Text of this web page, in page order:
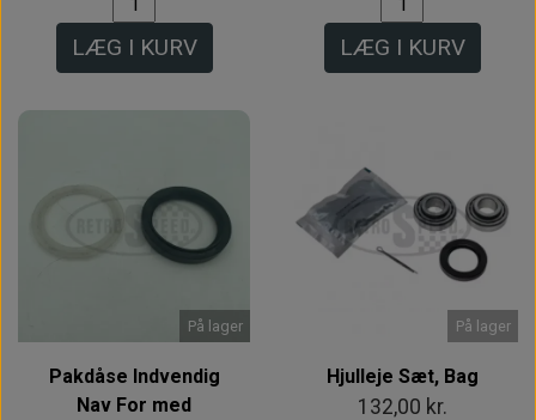
LÆG I KURV LÆG I KURV
På lager
Pakdåse Indvendig
Nav For med
På lager
Hjulleje Sæt, Bag
132,00 kr.